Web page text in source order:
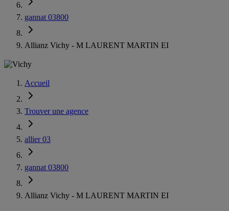
gannat 03800
Allianz Vichy - M LAURENT MARTIN EI
Accueil
Trouver une agence
allier 03
gannat 03800
Allianz Vichy - M LAURENT MARTIN EI